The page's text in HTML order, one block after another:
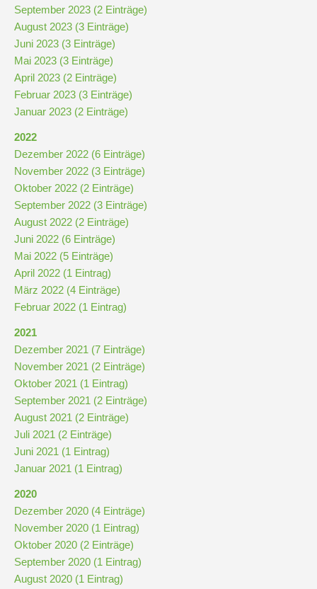
September 2023 (2 Einträge)
August 2023 (3 Einträge)
Juni 2023 (3 Einträge)
Mai 2023 (3 Einträge)
April 2023 (2 Einträge)
Februar 2023 (3 Einträge)
Januar 2023 (2 Einträge)
2022
Dezember 2022 (6 Einträge)
November 2022 (3 Einträge)
Oktober 2022 (2 Einträge)
September 2022 (3 Einträge)
August 2022 (2 Einträge)
Juni 2022 (6 Einträge)
Mai 2022 (5 Einträge)
April 2022 (1 Eintrag)
März 2022 (4 Einträge)
Februar 2022 (1 Eintrag)
2021
Dezember 2021 (7 Einträge)
November 2021 (2 Einträge)
Oktober 2021 (1 Eintrag)
September 2021 (2 Einträge)
August 2021 (2 Einträge)
Juli 2021 (2 Einträge)
Juni 2021 (1 Eintrag)
Januar 2021 (1 Eintrag)
2020
Dezember 2020 (4 Einträge)
November 2020 (1 Eintrag)
Oktober 2020 (2 Einträge)
September 2020 (1 Eintrag)
August 2020 (1 Eintrag)